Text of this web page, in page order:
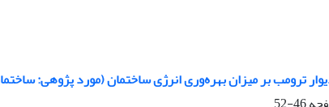
ترومب بر میزان بهره‌وری انرژی ساختمان (مورد پژوهی: